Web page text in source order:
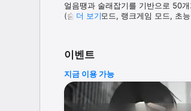
얼음땡과 술래잡기를 기반으로 50
(숨바꼭질 모드, 랭크게임 모드, 초
▶ 시즌제 랭크게임 시스템
▶ 우리 클랜을 최고로 만들자
▶ 취향에 맞게 플레이하는 다양한
▶ 코인 노래방에서 끼를 뽐내자!
더 보기
이벤트
지금 이용 가능